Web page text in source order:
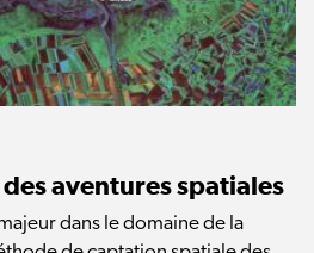
des aventures spatiales
dans le domaine de la